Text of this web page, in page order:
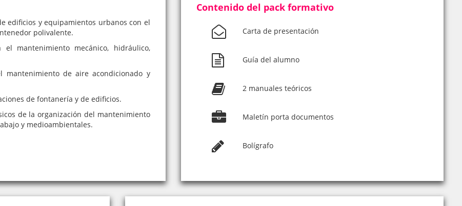
edificios y equipamientos urbanos con el
polivalente.
mantenimiento mecánico, hidráulico,
de aire acondicionado y
de fontanería y de edificios.
de la organización del mantenimiento
y medioambientales.
Contenido del pack formativo
Carta de presentación
Guía del alumno
2 manuales teóricos
Maletín porta documentos
Bolígrafo